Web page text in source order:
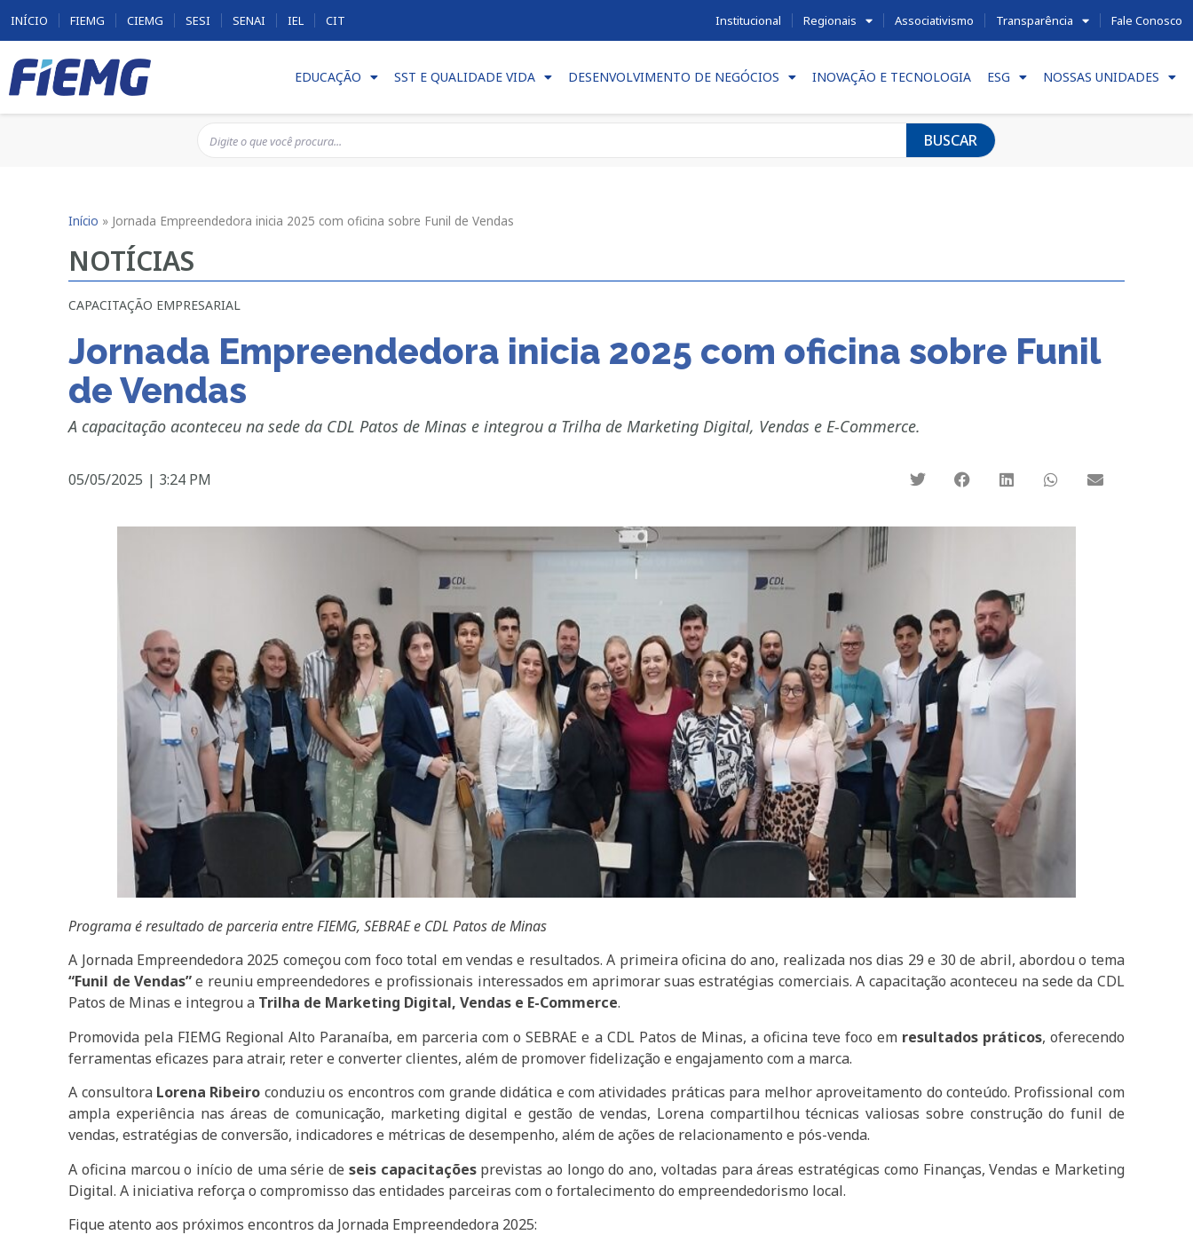
INÍCIO FIEMG CIEMG SESI SENAI IEL CIT Institucional Regionais Associativismo Transparência Fale Conosco
EDUCAÇÃO SST E QUALIDADE VIDA DESENVOLVIMENTO DE NEGÓCIOS INOVAÇÃO E TECNOLOGIA ESG NOSSAS UNIDADES
BUSCAR
Início » Jornada Empreendedora inicia 2025 com oficina sobre Funil de Vendas
NOTÍCIAS
CAPACITAÇÃO EMPRESARIAL
Jornada Empreendedora inicia 2025 com oficina sobre Funil
de Vendas
A capacitação aconteceu na sede da CDL Patos de Minas e integrou a Trilha de Marketing Digital, Vendas e E-Commerce.
05/05/2025 | 3:24 PM
Programa é resultado de parceria entre FIEMG, SEBRAE e CDL Patos de Minas
A Jornada Empreendedora 2025 começou com foco total em vendas e resultados. A primeira oficina do ano, realizada nos dias 29 e 30 de abril, abordou o tema
“Funil de Vendas”e reuniu empreendedores e profissionais interessados em aprimorar suas estratégias comerciais. A capacitação aconteceu na sede da CDL
Patos de Minas e integrou a Trilha de Marketing Digital, Vendas e E-Commerce.
Promovida pela FIEMG Regional Alto Paranaíba, em parceria com o SEBRAE e a CDL Patos de Minas, a oficina teve foco em resultados práticos, oferecendo
ferramentas eficazes para atrair, reter e converter clientes, além de promover fidelização e engajamento com a marca.
A consultora Lorena Ribeiro conduziu os encontros com grande didática e com atividades práticas para melhor aproveitamento do conteúdo. Profissional com
ampla experiência nas áreas de comunicação, marketing digital e gestão de vendas, Lorena compartilhou técnicas valiosas sobre construção do funil de
vendas, estratégias de conversão, indicadores e métricas de desempenho, além de ações de relacionamento e pós-venda.
A oficina marcou o início de uma série de seis capacitaçõesprevistas ao longo do ano, voltadas para áreas estratégicas como Finanças, Vendas e Marketing
Digital. A iniciativa reforça o compromisso das entidades parceiras com o fortalecimento do empreendedorismo local.
Fique atento aos próximos encontros da Jornada Empreendedora 2025: